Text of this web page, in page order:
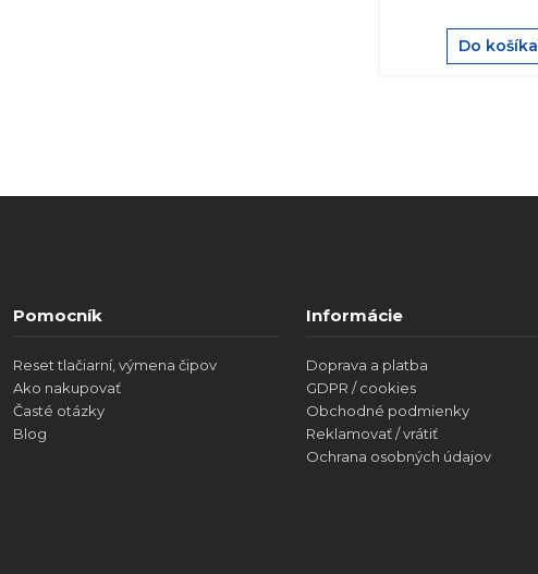
Do košíka
Pomocník
Reset tlačiarní, výmena čipov
Ako nakupovať
Časté otázky
Blog
Informácie
Doprava a platba
GDPR / cookies
Obchodné podmienky
Reklamovať / vrátiť
Ochrana osobných údajov